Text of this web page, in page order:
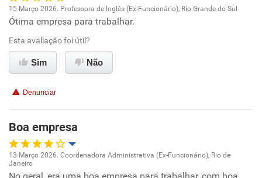
Oportunidade de promoção
Ambiente de trabalho
Benefícios
Recomenda esta empresa
15 Março 2026. Professora de Inglês (Ex-Funcionário), Rio Grande do Sul
Ótima empresa para trabalhar.
Esta avaliação foi útil?
Sim Não
Denunciar
Boa empresa
Oportunidade de promoção
13 Março 2026. Coordenadora Administrativa (Ex-Funcionário), Rio de
Janeiro